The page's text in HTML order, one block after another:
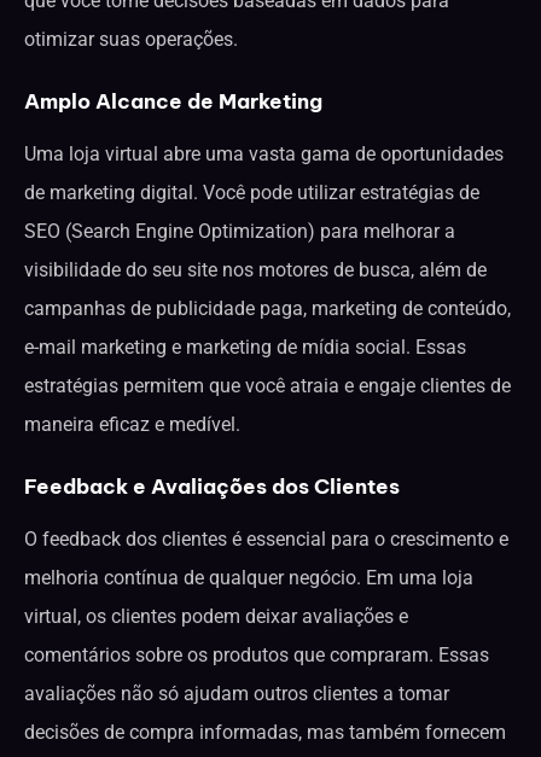
otimizar suas operações.
Amplo Alcance de Marketing
Uma loja virtual abre uma vasta gama de oportunidades
de marketing digital. Você pode utilizar estratégias de
SEO (Search Engine Optimization) para melhorar a
visibilidade do seu site nos motores de busca, além de
campanhas de publicidade paga, marketing de conteúdo,
e-mail marketing e marketing de mídia social. Essas
estratégias permitem que você atraia e engaje clientes de
maneira eficaz e medível.
Feedback e Avaliações dos Clientes
O feedback dos clientes é essencial para o crescimento e
melhoria contínua de qualquer negócio. Em uma loja
virtual, os clientes podem deixar avaliações e
comentários sobre os produtos que compraram. Essas
avaliações não só ajudam outros clientes a tomar
decisões de compra informadas, mas também fornecem